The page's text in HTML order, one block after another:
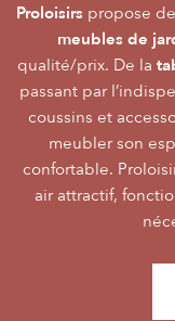
Proloisirs propose
meubles de
qualité/prix. De la
passant par
coussins et
meubler son
confortable.
air attractif,
Océocrée du
raffinement et
émotions de la vie.
ses différents
frontières d’usage.
part entière
L’illustration
Trespa® qui
de jardin
Alizéest LA
dont la
Le mobilier
agréable
d’utilisation, prix,
Alizé est créée
modernité, la